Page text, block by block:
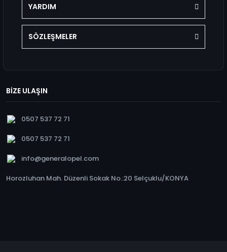
YARDIM
SÖZLEŞMELER
BİZE ULAŞIN
0507 537 72 71
0507 537 72 71
info@generalopel.com
Horozluhan Mah. Düzenli Sokak No.:20 Selçuklu/KONYA